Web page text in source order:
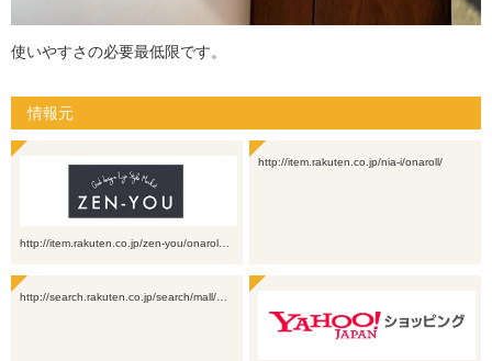
使いやすさの必要最低限です。
情報元
http://item.rakuten.co.jp/zen-you/onarol…
http://item.rakuten.co.jp/nia-i/onaroll/
http://search.rakuten.co.jp/search/mall/…